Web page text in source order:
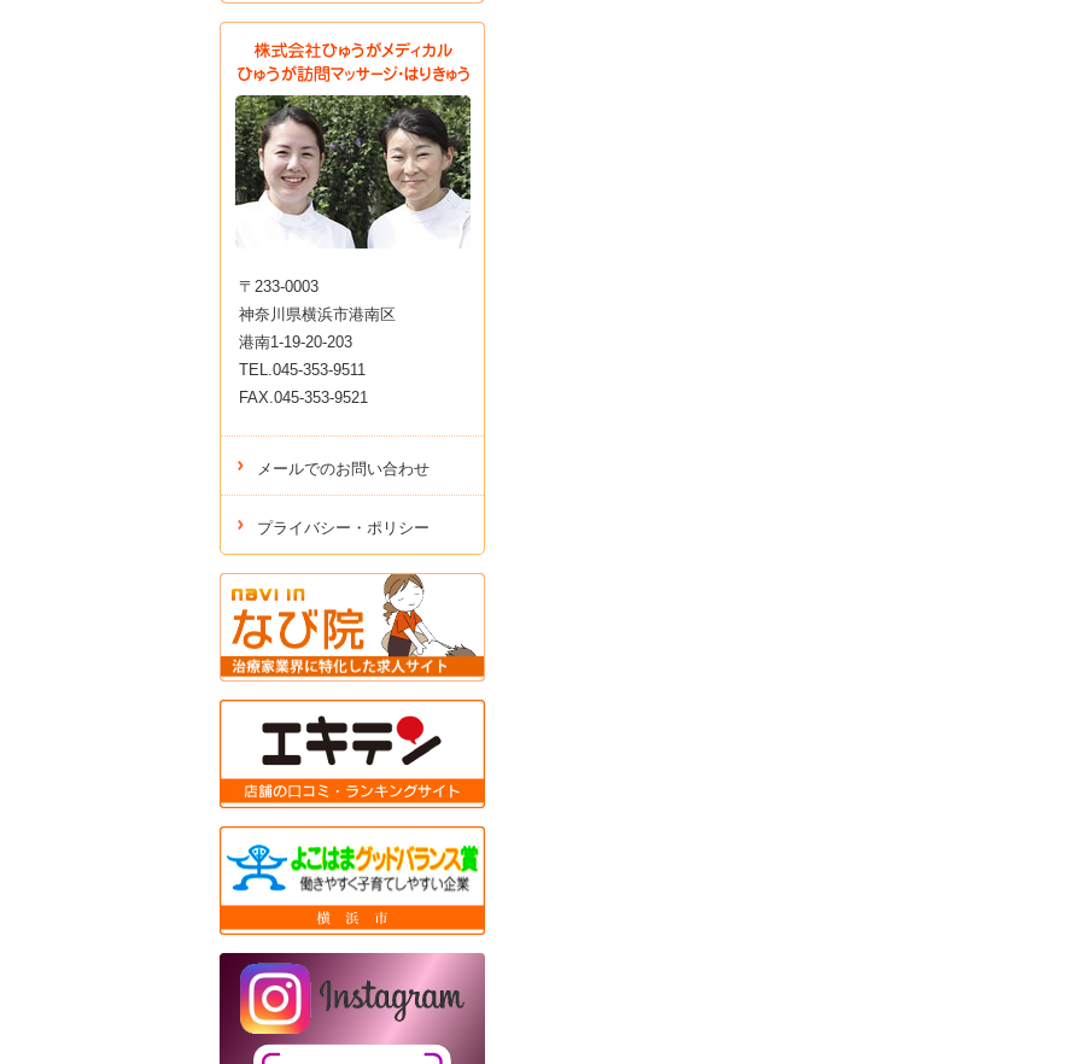
〒233-0003
神奈川県横浜市港南区
港南1-19-20-203
TEL.045-353-9511
FAX.045-353-9521
メールでのお問い合わせ
プライバシー・ポリシー